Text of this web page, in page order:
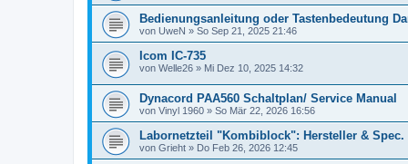
Bedienungsanleitung oder Tastenbedeutung
von UweN » So Sep 21, 2025 21:46
Icom IC-735
von Welle26 » Mi Dez 10, 2025 14:32
Dynacord PAA560 Schaltplan/ Service Manual
von Vinyl 1960 » So Mär 22, 2026 16:56
Labornetzteil "Kombiblock": Hersteller & Spec.
von Grieht » Do Feb 26, 2026 12:45